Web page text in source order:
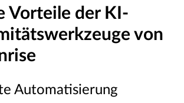
Vorteile der KI-
von
Automatisierung